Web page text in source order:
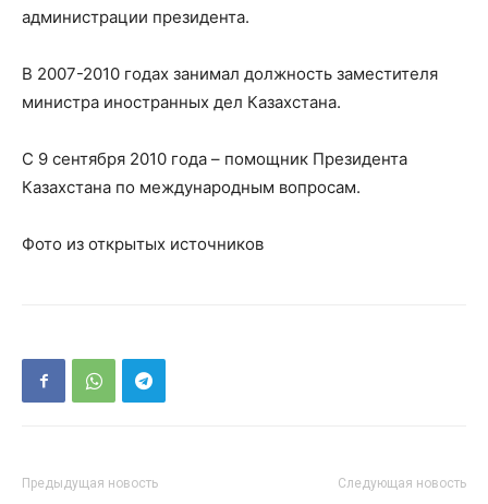
администрации президента.
В 2007-2010 годах занимал должность заместителя
министра иностранных дел Казахстана.
С 9 сентября 2010 года – помощник Президента
Казахстана по международным вопросам.
Фото из открытых источников
Предыдущая новость Следующая новость